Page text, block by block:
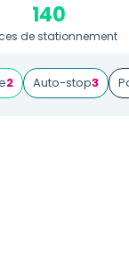
140
de stationnement
2 Auto-stop3